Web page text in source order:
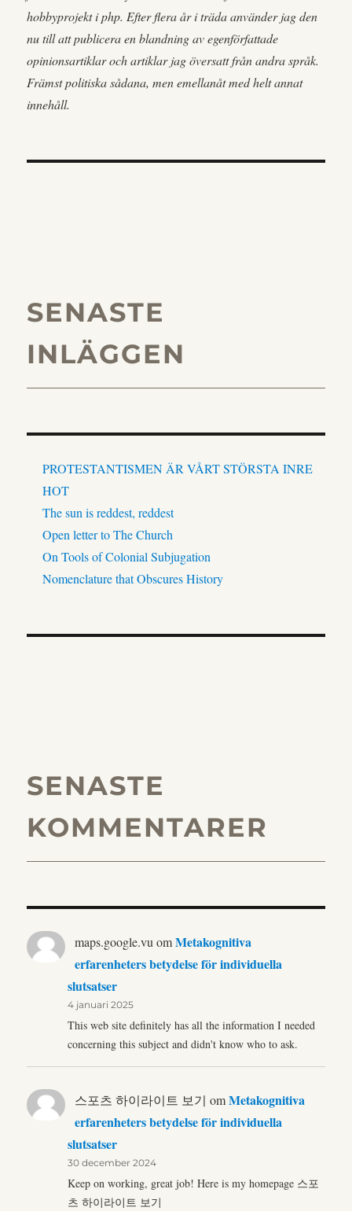
hobbyprojekt i php. Efter flera år i träda använder jag den
nu till att publicera en blandning av egenförfattade
opinionsartiklar och artiklar jag översatt från andra språk.
Främst politiska sådana, men emellanåt med helt annat
innehåll.
SENASTE
INLÄGGEN
PROTESTANTISMEN ÄR VÅRT STÖRSTA INRE
HOT
The sun is reddest, reddest
Open letter to The Church
On Tools of Colonial Subjugation
Nomenclature that Obscures History
SENASTE
KOMMENTARER
maps.google.vu omMetakognitiva
erfarenheters betydelse för individuella
slutsatser
4 januari 2025
This web site definitely has all the information I needed
concerning this subject and didn't know who to ask.
스포츠 하이라이트 보기 omMetakognitiva
erfarenheters betydelse för individuella
slutsatser
30 december 2024
Keep on working, great job! Here is my homepage 스포
츠 하이라이트 보기